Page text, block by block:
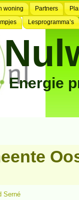
woning Partners
Lesprogramma’s
Energie
Serné